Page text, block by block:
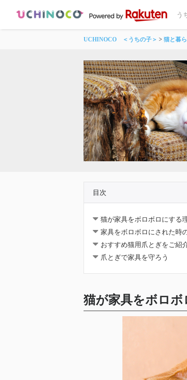
う
UCHINOCO ＜うちの子＞ 猫と暮
目次
猫が家具をボロボロにする
家具をボロボロにされた時
おすすめ猫用爪とぎをご紹
爪とぎで家具を守ろう
猫が家具をボロボ